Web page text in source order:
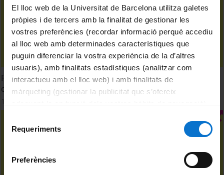
El lloc web de la Universitat de Barcelona utilitza galetes
pròpies i de tercers amb la finalitat de gestionar les
vostres preferències (recordar informació perquè accediu
al lloc web amb determinades característiques que
puguin diferenciar la vostra experiència de la d’altres
usuaris), amb finalitats estadístiques (analitzar com
interactueu amb el lloc web) i amb finalitats de
màrqueting (gestionar la publicitat que s’ofereix
consultar laPolítica de galetes del lloc web de la
Requeriments
Preferències
Foto de las universidades de España en redes sociales, a
cargo de Ferran Llunell (UPF)